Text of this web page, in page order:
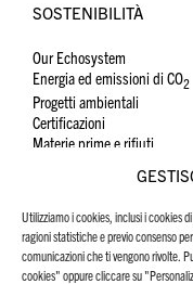
Utilizziamo i cookies, inclusi i cookies
ragioni statistiche e previo consenso
comunicazioni che ti vengono rivolte.
cookies" oppure cliccare su
SOSTENIBILITÀ
Our Echosystem
Energia ed emissioni di CO2
Progetti ambientali
Certificazioni
Materie prime e rifiuti
Persone e sicurezza